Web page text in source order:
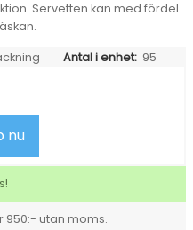
Servetten kan med fördel
Antal i enhet: 95
nu
950:- utan moms.